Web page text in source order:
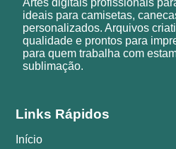
ideais para camisetas,
personalizados. Arquivos
qualidade e prontos para
para quem trabalha com
sublimação.
Links Rápidos
Início